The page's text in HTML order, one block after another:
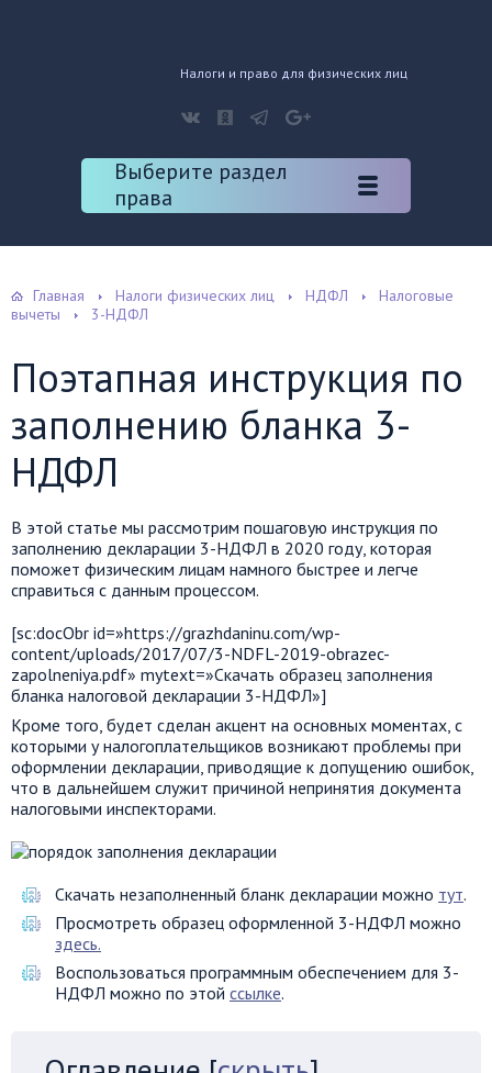
Налоги и право для физических лиц
Выберите раздел
права
Главная Налоги физических лиц НДФЛ
Налоговые
вычеты
3-НДФЛ
Поэтапная инструкция по
заполнению бланка 3-
НДФЛ
В этой статье мы рассмотрим пошаговую инструкция по
заполнению декларации 3-НДФЛ в 2020 году, которая
поможет физическим лицам намного быстрее и легче
справиться с данным процессом.
[sc:docObr id=»https://grazhdaninu.com/wp-
content/uploads/2017/07/3-NDFL-2019-obrazec-
zapolneniya.pdf» mytext=»Скачать образец заполнения
бланка налоговой декларации 3-НДФЛ»]
Кроме того, будет сделан акцент на основных моментах, с
которыми у налогоплательщиков возникают проблемы при
оформлении декларации, приводящие к допущению ошибок,
что в дальнейшем служит причиной непринятия документа
налоговыми инспекторами.
Скачать незаполненный бланк декларации можно тут.
Просмотреть образец оформленной 3-НДФЛ можно
здесь.
Воспользоваться программным обеспечением для 3-
НДФЛ можно по этой ссылке.